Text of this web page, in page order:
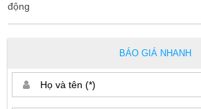
động
BÁO GIÁ NHANH